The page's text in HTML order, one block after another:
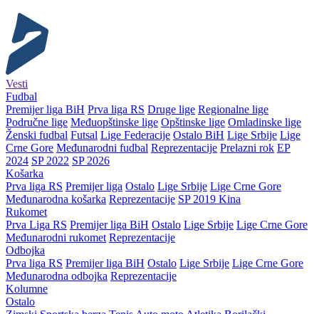
Vesti
Fudbal
Premijer liga BiH Prva liga RS Druge lige Regionalne lige
Područne lige Međuopštinske lige Opštinske lige Omladinske lige
Ženski fudbal Futsal Lige Federacije Ostalo BiH Lige Srbije Lige
Crne Gore Međunarodni fudbal Reprezentacije Prelazni rok EP
2024 SP 2022 SP 2026
Košarka
Prva liga RS Premijer liga Ostalo Lige Srbije Lige Crne Gore
Međunarodna košarka Reprezentacije SP 2019 Kina
Rukomet
Prva Liga RS Premijer liga BiH Ostalo Lige Srbije Lige Crne Gore
Međunarodni rukomet Reprezentacije
Odbojka
Prva liga RS Premijer liga BiH Ostalo Lige Srbije Lige Crne Gore
Međunarodna odbojka Reprezentacije
Kolumne
Ostalo